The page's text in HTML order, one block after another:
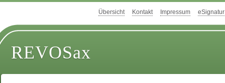
Übersicht Kontakt Impressum eSignatur
REVOSax